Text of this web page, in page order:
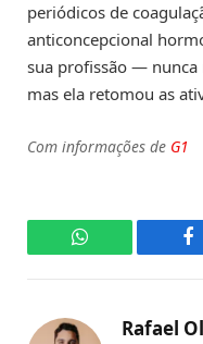
periódicos de
anticoncepcional
sua profissão — nunca
mas ela retomou as
Com informações de G1
WhatsApp
Rafael